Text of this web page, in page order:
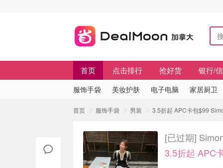
首页 点击排行 抢好货 银行/
服饰手袋 美妆护肤 电子电脑 家居厨卫
首页 服饰手袋 男装 3.5折起 APC卡包$99
[已过期]
3.5折起 APC